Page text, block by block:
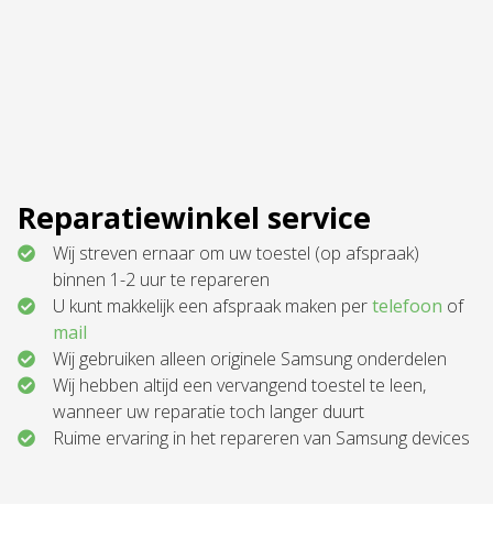
Reparatiewinkel service
Wij streven ernaar om uw toestel (op afspraak)
binnen 1-2 uur te repareren
U kunt makkelijk een afspraak maken pertelefoon of
mail
Wij gebruiken alleen originele Samsung onderdelen
Wij hebben altijd een vervangend toestel te leen,
wanneer uw reparatie toch langer duurt
Ruime ervaring in het repareren van Samsung devices